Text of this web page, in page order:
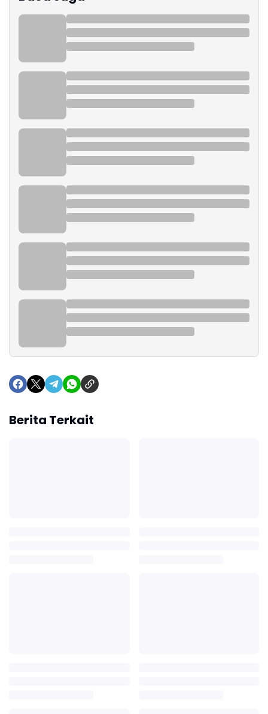
Berita Terkait